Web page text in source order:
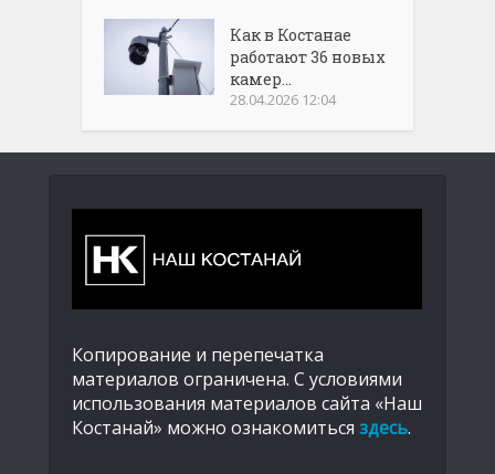
Как в Костанае
работают 36 новых
камер...
28.04.2026 12:04
Копирование и перепечатка
материалов ограничена. С условиями
использования материалов сайта «Наш
Костанай» можно ознакомиться здесь.